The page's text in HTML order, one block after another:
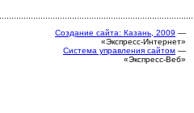
Создание сайта: Казань, 2009 —
«Экспресс-Интернет»
Система управления сайтом —
«Экспресс-Веб»